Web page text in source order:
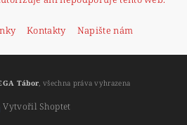
Kontakty Napište nám
Tábor, všechna práva vyhrazena
Vytvořil Shoptet